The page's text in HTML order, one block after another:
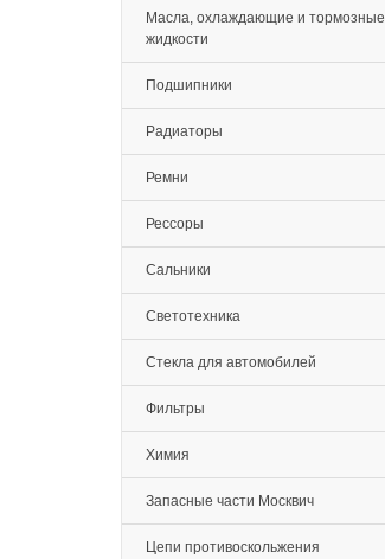
Масла, охлаждающие и тормозные
жидкости
Подшипники
Радиаторы
Ремни
Рессоры
Сальники
Светотехника
Стекла для автомобилей
Фильтры
Химия
Запасные части Москвич
Цепи противоскольжения